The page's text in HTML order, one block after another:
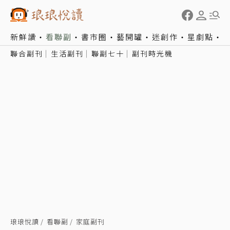
新鮮讀 看聯副 書市圈 藝開罐 迷創作 星劇點
聯合副刊 生活副刊 聯副七十 副刊時光機
琅琅悅讀 看聯副 家庭副刊